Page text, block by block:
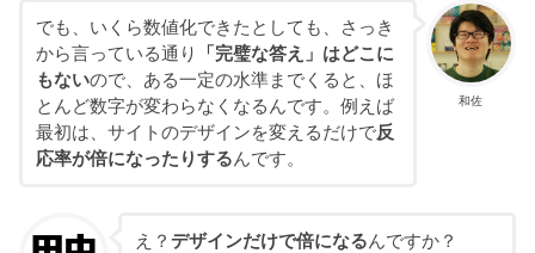
和佐
でも、いくら数値化できたとしても、さっき
から言っている通り
「完璧な答え」はどこに
もないので、ある一定の水準までくると、ほ
とんど数字が変わらなくなるんです。例えば
最初は、サイトのデザインを変えるだけで反
応率が倍になったりするんです。
え？ デザインだけで倍になるんですか？